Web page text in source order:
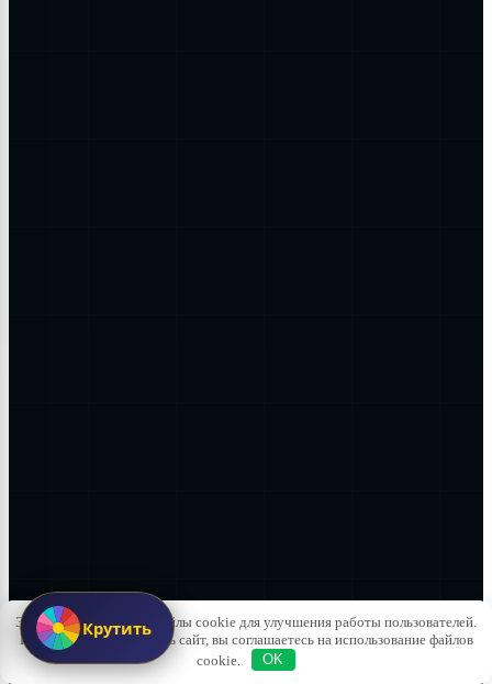
Крутить
Этот сайт использует файлы cookie для улучшения работы пользователей.
Продолжая использовать сайт, вы соглашаетесь на использование файлов
cookie.
OK